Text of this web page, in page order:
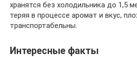
хранятся без холодильника до 1,5
теряя в процессе аромат и вкус,
транспортабельны.
Интересные факты